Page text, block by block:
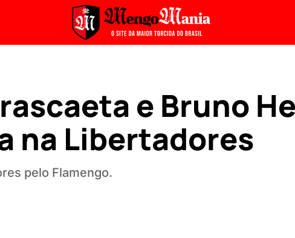
e Bruno
na Libertadores
pelo Flamengo.